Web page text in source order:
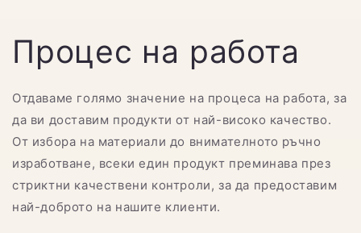
Процес на работа
Отдаваме голямо значение на процеса на работа, за
да ви доставим продукти от най-високо качество.
От избора на материали до внимателното ръчно
изработване, всеки един продукт преминава през
стриктни качествени контроли, за да предоставим
най-доброто на нашите клиенти.